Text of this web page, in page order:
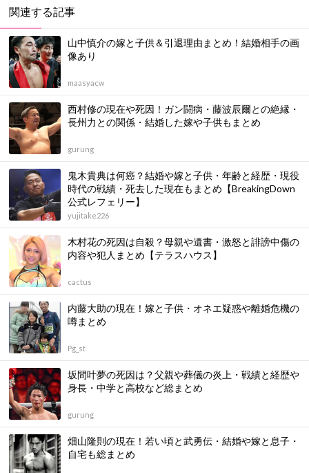
関連する記事
山中慎介の嫁と子供＆引退理由まとめ！結婚相手の画
像あり
maasyacw
西村修の現在や死因！ガン闘病・藤波辰爾との絶縁・
長州力との関係・結婚した嫁や子供もまとめ
gurung
鬼木貴典は何癌？結婚や嫁と子供・年齢と経歴・現役
時代の戦績・死去した現在もまとめ【BreakingDown
公式レフェリー】
yujitake226
木村花の死因は自殺？母親や遺書・激怒と誹謗中傷の
内容や犯人まとめ【テラスハウス】
cactus
内藤大助の現在！嫁と子供・オネエ疑惑や離婚危機の
噂まとめ
Pg_st
坂間叶夢の死因は？父親や葬儀の炎上・戦績と経歴や
身長・中学と高校など総まとめ
gurung
畑山隆則の現在！若い頃と武勇伝・結婚や嫁と息子・
自宅も総まとめ